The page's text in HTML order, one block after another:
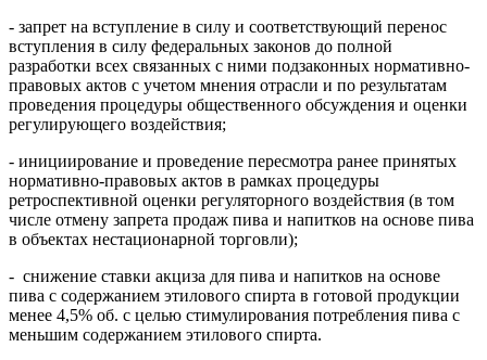
- запрет на вступление в силу и соответствующий перенос
вступления в силу федеральных законов до полной
разработки всех связанных с ними подзаконных нормативно-
правовых актов с учетом мнения отрасли и по результатам
проведения процедуры общественного обсуждения и оценки
регулирующего воздействия;
- инициирование и проведение пересмотра ранее принятых
нормативно-правовых актов в рамках процедуры
ретроспективной оценки регуляторного воздействия (в том
числе отмену запрета продаж пива и напитков на основе пива
в объектах нестационарной торговли);
- снижение ставки акциза для пива и напитков на основе
пива с содержанием этилового спирта в готовой продукции
менее 4,5% об. с целью стимулирования потребления пива с
меньшим содержанием этилового спирта.